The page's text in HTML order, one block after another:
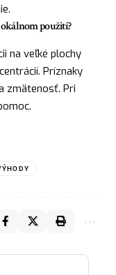
použití?
na veľké plochy
Príznaky
zmätenosť. Pri